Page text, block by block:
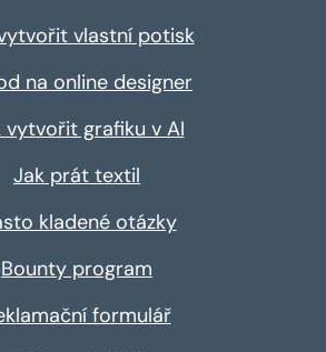
vlastní potisk
na online designer
vytvořit grafiku v AI
Jak prát textil
kladené otázky
Bounty program
formulář